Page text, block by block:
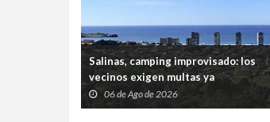
Salinas, camping improvisado: los
vecinos exigen multas ya
06 de Ago de 2026